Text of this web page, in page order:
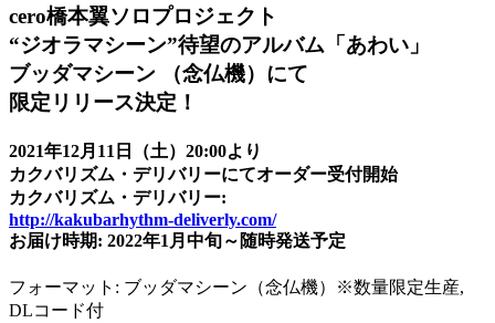
cero橋本翼ソロプロジェクト
“ジオラマシーン”待望のアルバム「あわい」
ブッダマシーン （念仏機）にて
限定リリース決定！
2021年12月11日（土）20:00より
カクバリズム・デリバリーにてオーダー受付開始
カクバリズム・デリバリー:
http://kakubarhythm-deliverly.com/
お届け時期: 2022年1月中旬～随時発送予定
フォーマット: ブッダマシーン（念仏機）※数量限定生産,
DLコード付